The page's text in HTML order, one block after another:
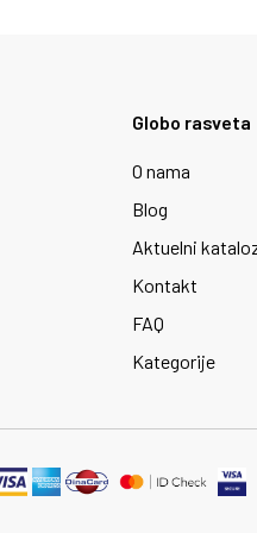
Globo rasveta
O nama
Blog
Aktuelni
Kontakt
FAQ
Kategorije